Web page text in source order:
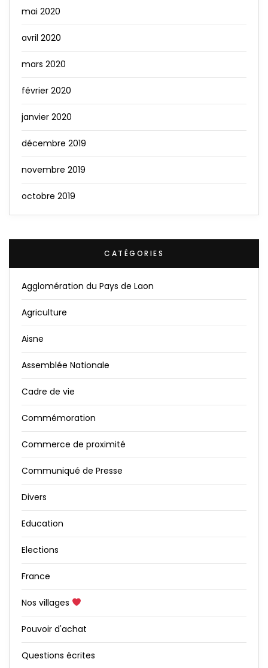
mai 2020
avril 2020
mars 2020
février 2020
janvier 2020
décembre 2019
novembre 2019
octobre 2019
CATÉGORIES
Agglomération du Pays de Laon
Agriculture
Aisne
Assemblée Nationale
Cadre de vie
Commémoration
Commerce de proximité
Communiqué de Presse
Divers
Education
Elections
France
Nos villages
Pouvoir d'achat
Questions écrites